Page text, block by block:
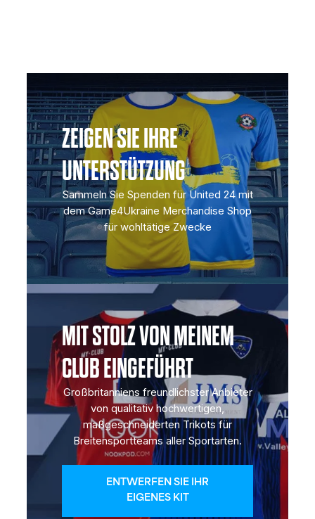
ZEIGEN SIE IHRE
UNTERSTÜTZUNG
Sammeln Sie Spenden für United 24 mit
dem Game4Ukraine Merchandise Shop
für wohltätige Zwecke
MIT STOLZ VON MEINEM
CLUB EINGEFÜHRT
Großbritanniens freundlichster Anbieter
von qualitativ hochwertigen,
maßgeschneiderten Trikots für
Breitensportteams aller Sportarten.
ENTWERFEN SIE IHR
EIGENES KIT